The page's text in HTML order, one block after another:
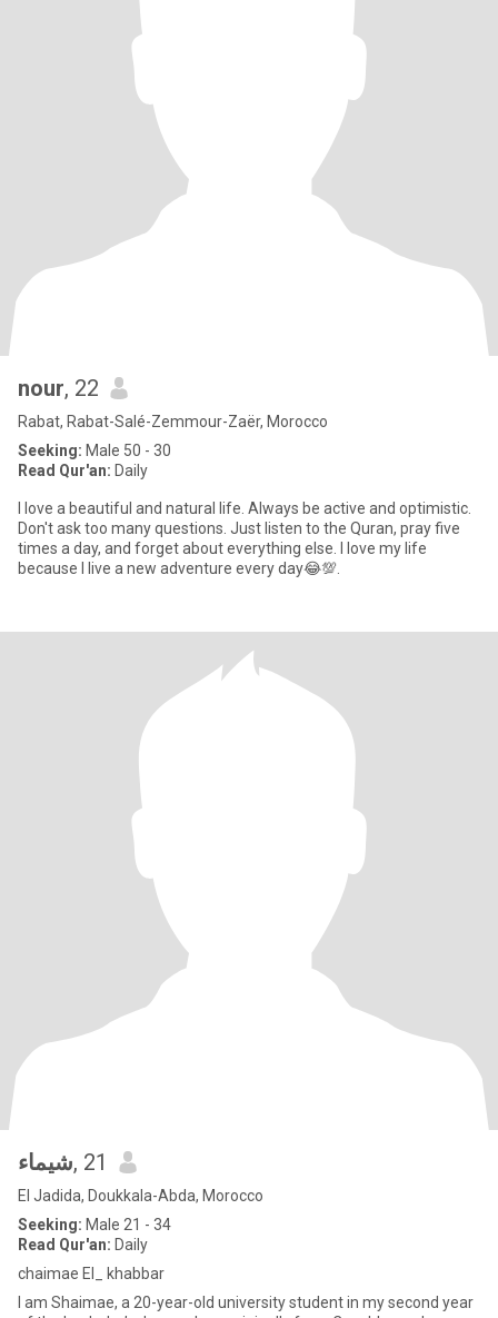
nour, 22
Rabat, Rabat-Salé-Zemmour-Zaër, Morocco
Seeking: Male 50 - 30
Read Qur'an: Daily
I love a beautiful and natural life. Always be active and optimistic.
Don't ask too many questions. Just listen to the Quran, pray five
times a day, and forget about everything else. I love my life
because I live a new adventure every day😂💯.
شيماء, 21
El Jadida, Doukkala-Abda, Morocco
Seeking: Male 21 - 34
Read Qur'an: Daily
chaimae El_ khabbar
I am Shaimae, a 20-year-old university student in my second year